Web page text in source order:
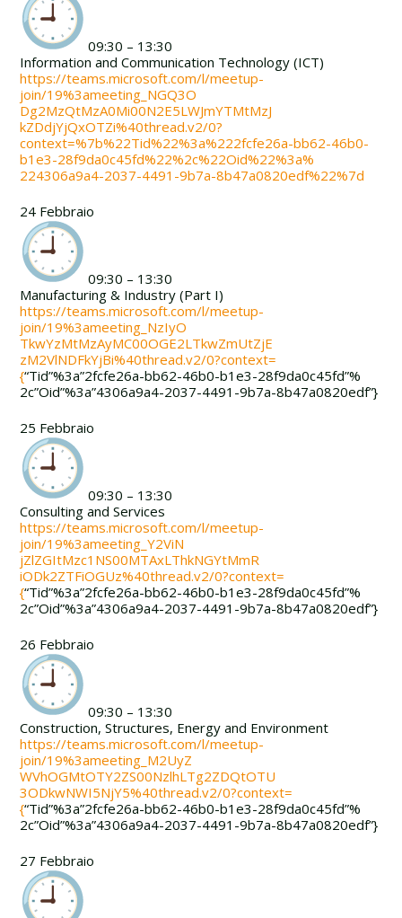
09:30 – 13:30
Information and Communication Technology (ICT)
https://teams.microsoft.com/l/meetup-
join/19%3ameeting_NGQ3O
Dg2MzQtMzA0Mi00N2E5LWJmYTMtMzJ
kZDdjYjQxOTZi%40thread.v2/0?
context=%7b%22Tid%22%3a%222fcfe26a-bb62-46b0-
b1e3-28f9da0c45fd%22%2c%22Oid%22%3a%
224306a9a4-2037-4491-9b7a-8b47a0820edf%22%7d
24 Febbraio
09:30 – 13:30
Manufacturing & Industry (Part I)
https://teams.microsoft.com/l/meetup-
join/19%3ameeting_NzIyO
TkwYzMtMzAyMC00OGE2LTkwZmUtZjE
zM2VlNDFkYjBi%40thread.v2/0?context=
{“Tid”%3a”2fcfe26a-bb62-46b0-b1e3-28f9da0c45fd”%
2c”Oid”%3a”4306a9a4-2037-4491-9b7a-8b47a0820edf”}
25 Febbraio
09:30 – 13:30
Consulting and Services
https://teams.microsoft.com/l/meetup-
join/19%3ameeting_Y2ViN
jZlZGItMzc1NS00MTAxLThkNGYtMmR
iODk2ZTFiOGUz%40thread.v2/0?context=
{“Tid”%3a”2fcfe26a-bb62-46b0-b1e3-28f9da0c45fd”%
2c”Oid”%3a”4306a9a4-2037-4491-9b7a-8b47a0820edf”}
26 Febbraio
09:30 – 13:30
Construction, Structures, Energy and Environment
https://teams.microsoft.com/l/meetup-
join/19%3ameeting_M2UyZ
WVhOGMtOTY2ZS00NzlhLTg2ZDQtOTU
3ODkwNWI5NjY5%40thread.v2/0?context=
{“Tid”%3a”2fcfe26a-bb62-46b0-b1e3-28f9da0c45fd”%
2c”Oid”%3a”4306a9a4-2037-4491-9b7a-8b47a0820edf”}
27 Febbraio